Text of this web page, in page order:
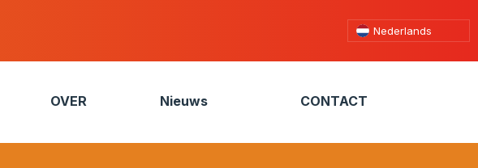
Nederlands
OVER Nieuws CONTACT